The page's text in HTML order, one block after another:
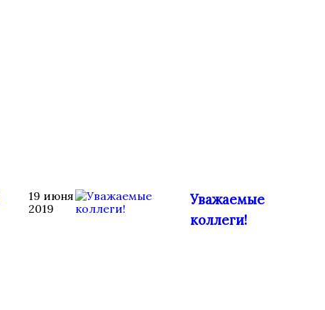
19 июня
2019
Уважаемые
коллеги!